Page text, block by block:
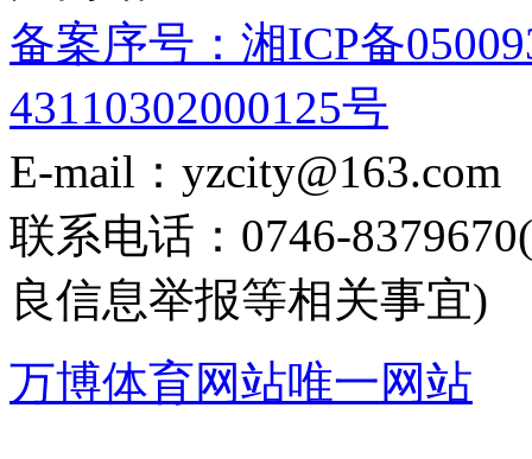
备案序号：湘ICP备
43110302000125号
E-mail：yzcity@163.com
联系电话：0746-
良信息举报等相关事宜)
万博体育网站唯一网站